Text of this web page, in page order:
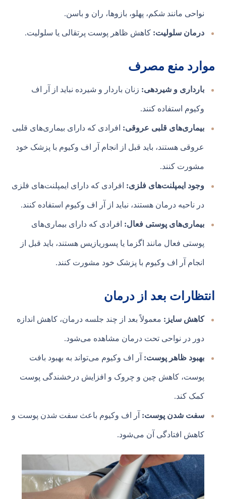
نواحی مانند شکم، پهلو، بازوها، ران و باسن.
درمان سلولیت: کاهش ظاهر پوست پرتقالی یا سلولیت.
موارد منع مصرف
بارداری و شیردهی: زنان باردار و شیرده نباید از آر اف
وکیوم استفاده کنند.
بیماری‌های قلبی عروقی: افرادی که دارای بیماری‌های قلبی
عروقی هستند، باید قبل از انجام آر اف وکیوم با پزشک خود
مشورت کنند.
وجود ایمپلنت‌های فلزی: افرادی که دارای ایمپلنت‌های فلزی
در ناحیه درمان هستند، نباید از آر اف وکیوم استفاده کنند.
بیماری‌های پوستی فعال: افرادی که دارای بیماری‌های
پوستی فعال مانند اگزما یا پسوریازیس هستند، باید قبل از
انجام آر اف وکیوم با پزشک خود مشورت کنند.
انتظارات بعد از درمان
کاهش سایز: معمولاً بعد از چند جلسه درمان، کاهش اندازه
دور در نواحی تحت درمان مشاهده می‌شود.
بهبود ظاهر پوست: آر اف وکیوم می‌تواند به بهبود بافت
پوست، کاهش چین و چروک و افزایش درخشندگی پوست
کمک کند.
سفت شدن پوست: آر اف وکیوم باعث سفت شدن پوست و
کاهش افتادگی آن می‌شود.